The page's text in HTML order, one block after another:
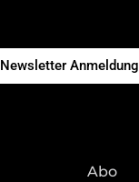
Newsletter Anmeldung
Abo